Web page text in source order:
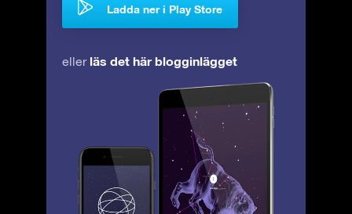
Ladda ner i Play Store
eller läs det här blogginlägget